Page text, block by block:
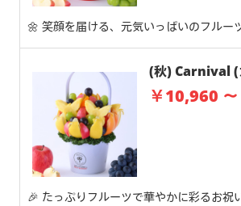
🌼 笑顔を届ける、元気いっぱいのフルー
(秋) Carnival (
￥10,960
🎉 たっぷりフルーツで華やかに彩るお祝